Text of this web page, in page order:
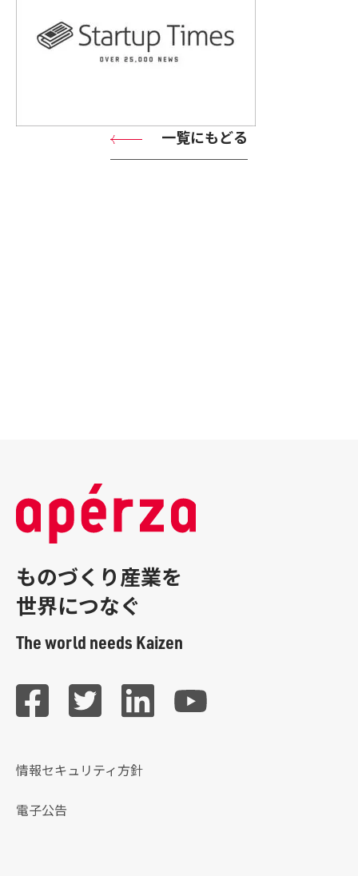
一覧にもどる
ものづくり産業を
世界につなぐ
The world needs Kaizen
情報セキュリティ方針
電子公告